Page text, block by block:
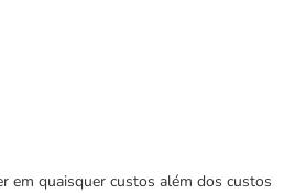
em quaisquer custos além dos custos